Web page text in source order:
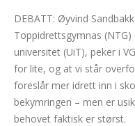
DEBATT: Øyvind
Toppidrettsgymnas
universitet (UiT), peker i
for lite, og at vi står
foreslår mer idrett inn i
bekymringen – men er
behovet faktisk er størst.